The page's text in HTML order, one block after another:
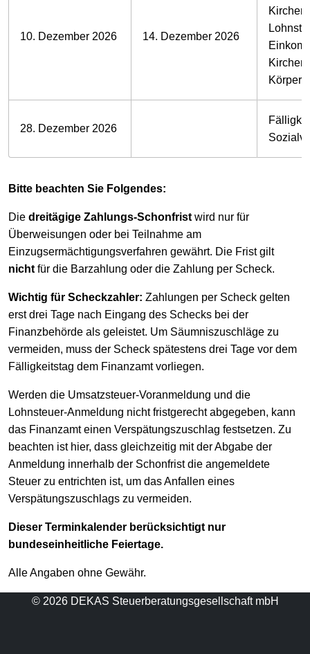
10. Dezember 2026 14. Dezember 2026
28. Dezember 2026
Bitte beachten Sie Folgendes:
Die dreitägige Zahlungs-Schonfrist wird nur für
Überweisungen oder bei Teilnahme am
Einzugsermächtigungsverfahren gewährt. Die Frist gilt
nicht für die Barzahlung oder die Zahlung per Scheck.
Wichtig für Scheckzahler: Zahlungen per Scheck gelten
erst drei Tage nach Eingang des Schecks bei der
Finanzbehörde als geleistet. Um Säumniszuschläge zu
vermeiden, muss der Scheck spätestens drei Tage vor dem
Fälligkeitstag dem Finanzamt vorliegen.
Werden die Umsatzsteuer-Voranmeldung und die
Lohnsteuer-Anmeldung nicht fristgerecht abgegeben, kann
das Finanzamt einen Verspätungszuschlag festsetzen. Zu
beachten ist hier, dass gleichzeitig mit der Abgabe der
Anmeldung innerhalb der Schonfrist die angemeldete
Steuer zu entrichten ist, um das Anfallen eines
Verspätungszuschlags zu vermeiden.
Dieser Terminkalender berücksichtigt nur
bundeseinheitliche Feiertage.
Alle Angaben ohne Gewähr.
© 2026 DEKAS Steuerberatungsgesellschaft mbH